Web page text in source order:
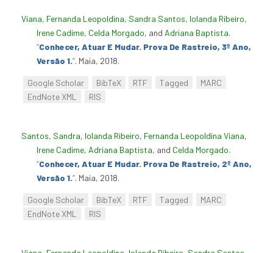
Viana, Fernanda Leopoldina, Sandra Santos, Iolanda Ribeiro,
Irene Cadime, Celda Morgado, and Adriana Baptista.
“Conhecer, Atuar E Mudar. Prova De Rastreio, 3º Ano,
Versão 1.”. Maia, 2018.
Google Scholar BibTeX RTF Tagged
MARC
EndNote XML
RIS
Santos, Sandra, Iolanda Ribeiro, Fernanda Leopoldina Viana,
Irene Cadime, Adriana Baptista, and Celda Morgado.
“Conhecer, Atuar E Mudar. Prova De Rastreio, 2º Ano,
Versão 1.”. Maia, 2018.
Google Scholar BibTeX RTF Tagged
MARC
EndNote XML
RIS